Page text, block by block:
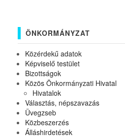
ÖNKORMÁNYZAT
Közérdekű adatok
Képviselő testület
Bizottságok
Közös Önkormányzati Hivatal
Hivatalok
Választás, népszavazás
Üvegzseb
Közbeszerzés
Álláshirdetések